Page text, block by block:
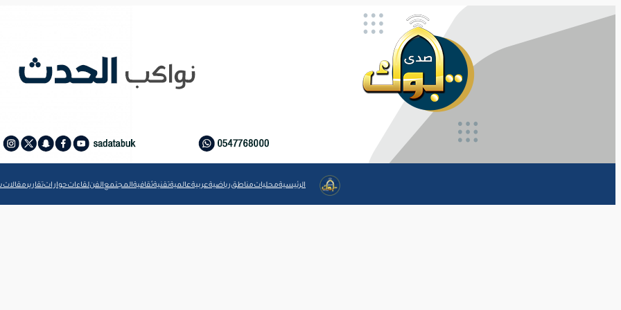
تخطى
الرئيسيةمحلياتمناطقرياضيةعربيةعالميةتقنيةثقافيةالمجتمعالفنلقاءاتحواراتتقاريرمقالات